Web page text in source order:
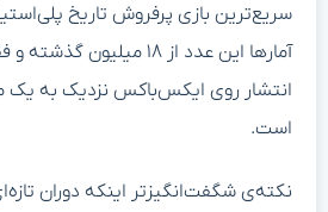
سریع‌ترین بازی پرفروش تاریخ
آمارها این عدد از ۱۸
انتشار روی ایکس‌باکس نزدیک به یک
است.
نکته‌ی شگفت‌انگیزتر اینکه دوران